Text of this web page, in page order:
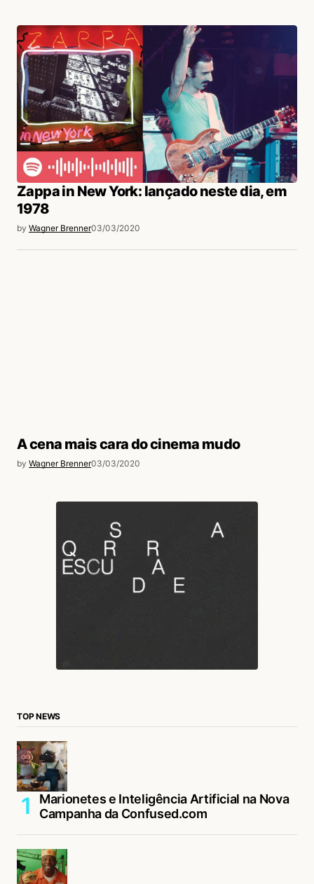
Zappa in New York: lançado neste dia, em
1978
by Wagner Brenner03/03/2020
A cena mais cara do cinema mudo
by Wagner Brenner03/03/2020
TOP NEWS
Marionetes e Inteligência Artificial na Nova
Campanha da Confused.com